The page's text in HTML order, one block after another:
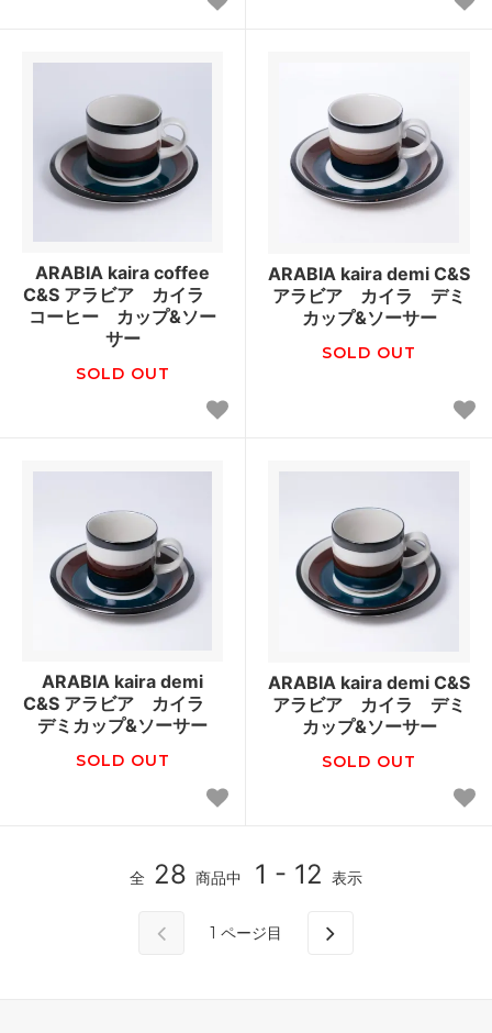
ARABIA kaira coffee
C&S アラビア カイラ
コーヒー カップ&ソー
サー
SOLD OUT
ARABIA kaira demi C&S
アラビア カイラ デミ
カップ&ソーサー
SOLD OUT
ARABIA kaira demi
C&S アラビア カイラ
デミカップ&ソーサー
SOLD OUT
ARABIA kaira demi C&S
アラビア カイラ デミ
カップ&ソーサー
SOLD OUT
全 28 商品中 1 - 12 表示
1 ページ目